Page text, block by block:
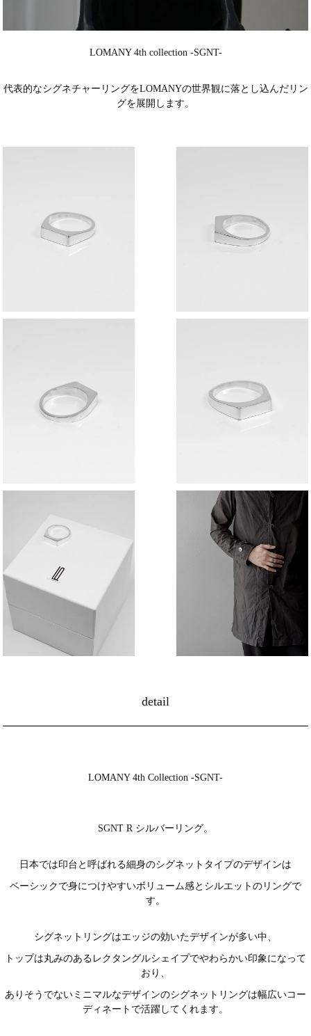
LOMANY 4th collection -SGNT-
代表的なシグネチャーリングをLOMANYの世界観に落とし込んだリン
グを展開します。
detail
LOMANY 4th Collection -SGNT-
SGNT R シルバーリング。
日本では印台と呼ばれる細身のシグネットタイプのデザインは
ベーシックで身につけやすいボリューム感とシルエットのリングで
す。
シグネットリングはエッジの効いたデザインが多い中、
トップは丸みのあるレクタングルシェイプでやわらかい印象になって
おり、
ありそうでないミニマルなデザインのシグネットリングは幅広いコー
ディネートで活躍してくれます。